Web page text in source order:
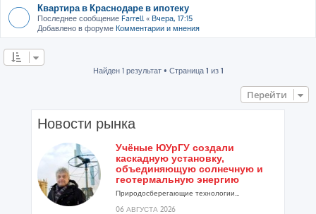
Квартира в Краснодаре в ипотеку
Последнее сообщение Farrell « Вчера, 17:15
Добавлено в форуме Комментарии и мнения
Найден 1 результат • Страница 1 из 1
Перейти
Новости рынка
Учёные ЮУрГУ создали
каскадную установку,
объединяющую солнечную и
геотермальную энергию
Природосберегающие технологии...
06 АВГУСТА 2026